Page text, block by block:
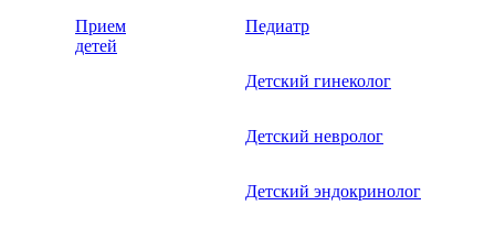
Прием
детей
Педиатр
Детский гинеколог
Детский невролог
Детский эндокринолог